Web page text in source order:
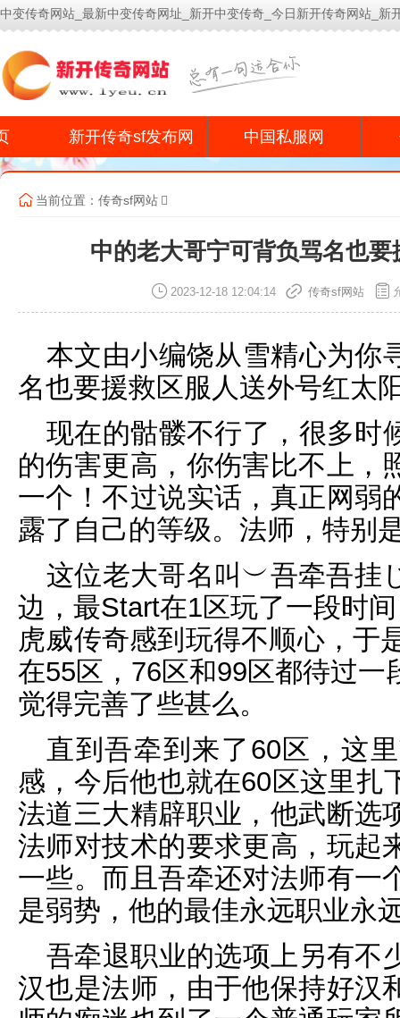
中变传奇网站_最新中变传奇网址_新开中变传奇_今日新开传奇网站_新
新开传奇sf发布网 中国私服网
当前位置： 传奇sf网站
中的老大哥宁可背负骂名也
2023-12-18 12:04:14 传奇sf网站
本文由小编饶从雪精心为你
名也要援救区服人送外号红太
现在的骷髅不行了，很多时
的伤害更高，你伤害比不上，
一个！不过说实话，真正网弱
露了自己的等级。法师，特别
这位老大哥名叫︶吾牵吾挂
边，最Start在1区玩了一段时
虎威传奇感到玩得不顺心，于
在55区，76区和99区都待过
觉得完善了些甚么。
直到吾牵到来了60区，这
感，今后他也就在60区这里扎
法道三大精辟职业，他武断选
法师对技术的要求更高，玩起
一些。而且吾牵还对法师有一
是弱势，他的最佳永远职业永
吾牵退职业的选项上另有不
汉也是法师，由于他保持好汉